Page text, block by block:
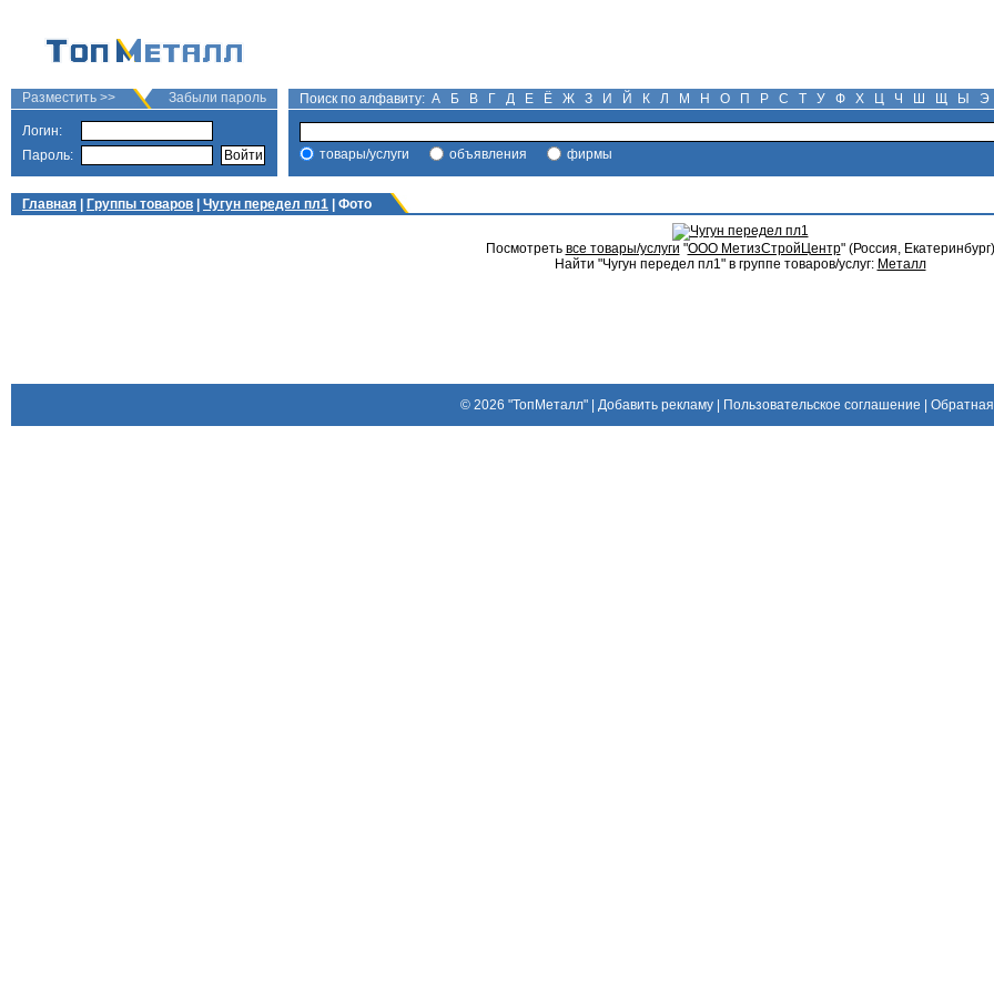
Разместить >> Забыли пароль
Логин:
Пароль:
Поиск по алфавиту: А Б В Г Д Е Ё Ж З И Й К Л М Н О П Р С Т У Ф Х Ц Ч Ш Щ Ы Э
товары/услуги объявления фирмы
Главная Группы товаров Чугун передел пл1 | Фото
Посмотреть все товары/услуги "ООО МетизСтройЦентр" (Россия, Екатеринбург)
Найти "Чугун передел пл1" в группе товаров/услуг: Металл
© 2026 "ТопМеталл"| Добавить рекламу| Пользовательское соглашение Обратная